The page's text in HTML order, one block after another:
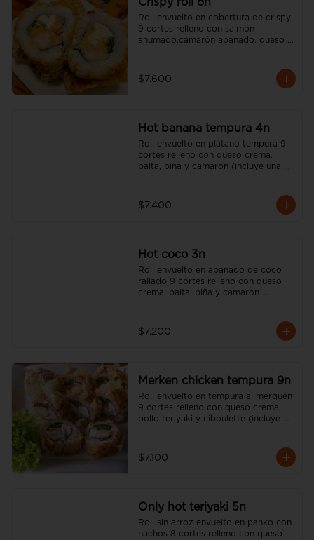
Roll envuelto en cobertura de crispy
9 cortes relleno con salmón
ahumado,camarón apanado, queso
$7.600
Hot banana tempura 4n
Roll envuelto en plátano tempura 9
cortes relleno con queso crema,
palta, piña y camarón (incluye una
$7.400
Hot coco 3n
Roll envuelto en apanado de coco
rallado 9 cortes relleno con queso
crema, palta, piña y camarón
$7.200
Merken chicken tempura 9n
Roll envuelto en tempura al merquén
9 cortes relleno con queso crema,
pollo teriyaki y ciboulette (incluye
$7.100
Only hot teriyaki 5n
Roll sin arroz envuelto en panko con
nachos 8 cortes relleno con queso